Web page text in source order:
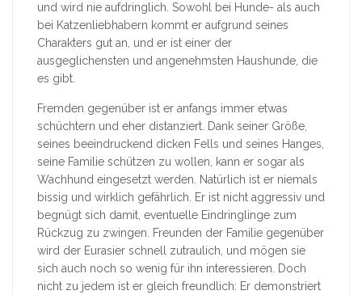
und wird nie aufdringlich. Sowohl bei Hunde- als auch
bei Katzenliebhabern kommt er aufgrund seines
Charakters gut an, und er ist einer der
ausgeglichensten und angenehmsten Haushunde, die
es gibt.
Fremden gegenüber ist er anfangs immer etwas
schüchtern und eher distanziert. Dank seiner Größe,
seines beeindruckend dicken Fells und seines Hanges,
seine Familie schützen zu wollen, kann er sogar als
Wachhund eingesetzt werden. Natürlich ist er niemals
bissig und wirklich gefährlich. Er ist nicht aggressiv und
begnügt sich damit, eventuelle Eindringlinge zum
Rückzug zu zwingen. Freunden der Familie gegenüber
wird der Eurasier schnell zutraulich, und mögen sie
sich auch noch so wenig für ihn interessieren. Doch
nicht zu jedem ist er gleich freundlich: Er demonstriert